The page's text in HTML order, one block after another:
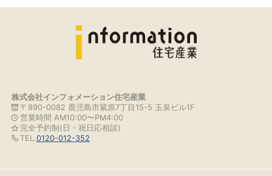
株式会社インフォメーション住宅産業
〒890-0082 鹿児島市紫原7丁目15-5 玉泉ビル1F
営業時間 AM10:00〜PM4:00
完全予約制(日・祝日応相談)
TEL.0120-012-352